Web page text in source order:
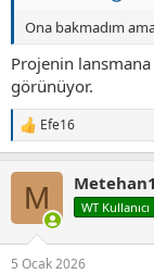
Ona bakmadım
Projenin lansmana
görünüyor.
T
e
Efe16
M WT Kullanıcı
5 Ocak 2026